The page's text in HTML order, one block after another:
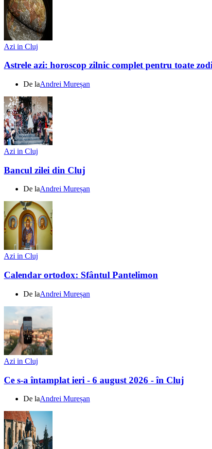
Azi in Cluj
Astrele azi: horoscop zilnic complet pentru toate
De laAndrei Mureșan
Azi in Cluj
Bancul zilei din Cluj
De laAndrei Mureșan
Azi in Cluj
Calendar ortodox: Sfântul Pantelimon
De laAndrei Mureșan
Azi in Cluj
Ce s-a întamplat ieri - 6 august 2026 - în Cluj
De laAndrei Mureșan